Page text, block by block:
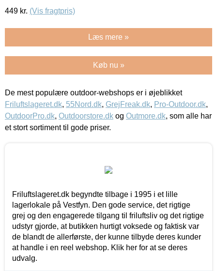
449 kr. (Vis fragtpris)
Læs mere »
Køb nu »
De mest populære outdoor-webshops er i øjeblikket
Friluftslageret.dk, 55Nord.dk, GrejFreak.dk, Pro-Outdoor.dk,
OutdoorPro.dk, Outdoorstore.dk og Outmore.dk, som alle har
et stort sortiment til gode priser.
Friluftslageret.dk begyndte tilbage i 1995 i et lille
lagerlokale på Vestfyn. Den gode service, det rigtige
grej og den engagerede tilgang til friluftsliv og det rigtige
udstyr gjorde, at butikken hurtigt voksede og faktisk var
de blandt de allerførste, der kunne tilbyde deres kunder
at handle i en reel webshop. Klik her for at se deres
udvalg.